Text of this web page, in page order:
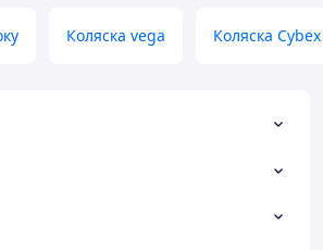
Коляска vega Коляска